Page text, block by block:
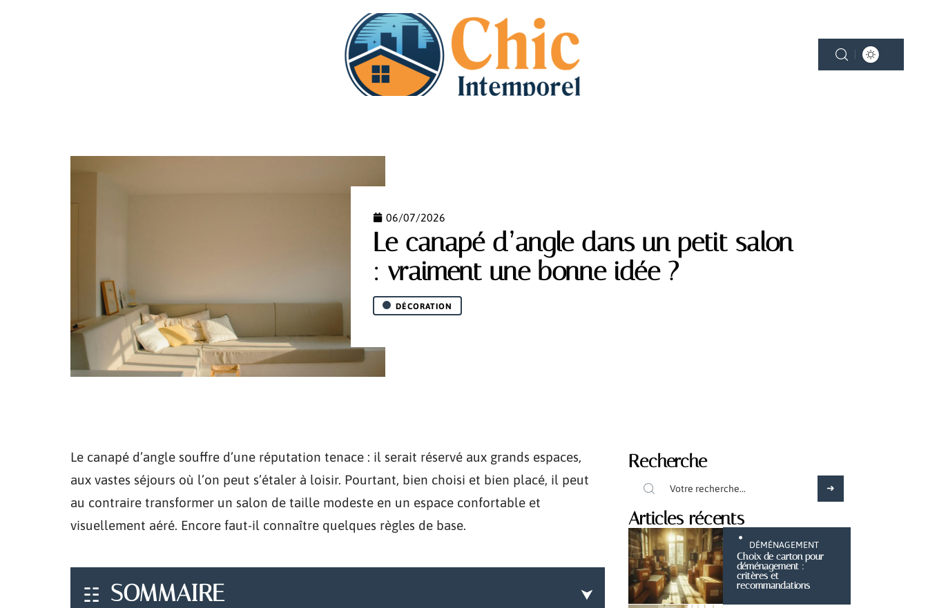
06/07/2026
Le canapé d’angle dans un petit salon
: vraiment une bonne idée ?
DÉCORATION
Le canapé d’angle souffre d’une réputation tenace : il serait réservé aux grands espaces,
aux vastes séjours où l’on peut s’étaler à loisir. Pourtant, bien choisi et bien placé, il peut
au contraire transformer un salon de taille modeste en un espace confortable et
visuellement aéré. Encore faut-il connaître quelques règles de base.
SOMMAIRE
Recherche
Articles récents
DÉMÉNAGEMENT
Choix de carton pour
déménagement :
critères et
recommandations